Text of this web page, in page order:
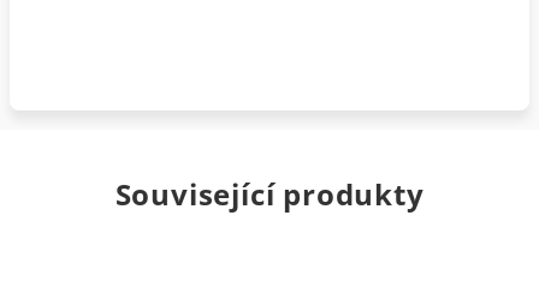
Související produkty